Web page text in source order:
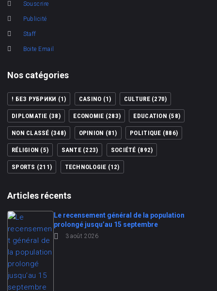
Souscrire
Publicité
Staff
Boite Email
Nos catégories
! БЕЗ РУБРИКИ (1) CASINO (1) CULTURE(270)
DIPLOMATIE (38) ECONOMIE (283) EDUCATION (58)
NON CLASSÉ (348) OPINION (81) POLITIQUE (886)
RÉLIGION (5) SANTE(223) SOCIÉTÉ (892)
SPORTS (211) TECHNOLOGIE (12)
Articles récents
Le recensement général de la population
prolongé jusqu’au 15 septembre
3 août 2026